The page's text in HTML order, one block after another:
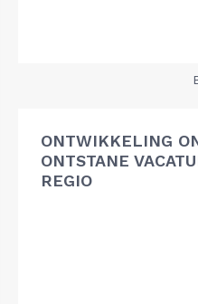
ONTWIKKELING
ONTSTANE
REGIO